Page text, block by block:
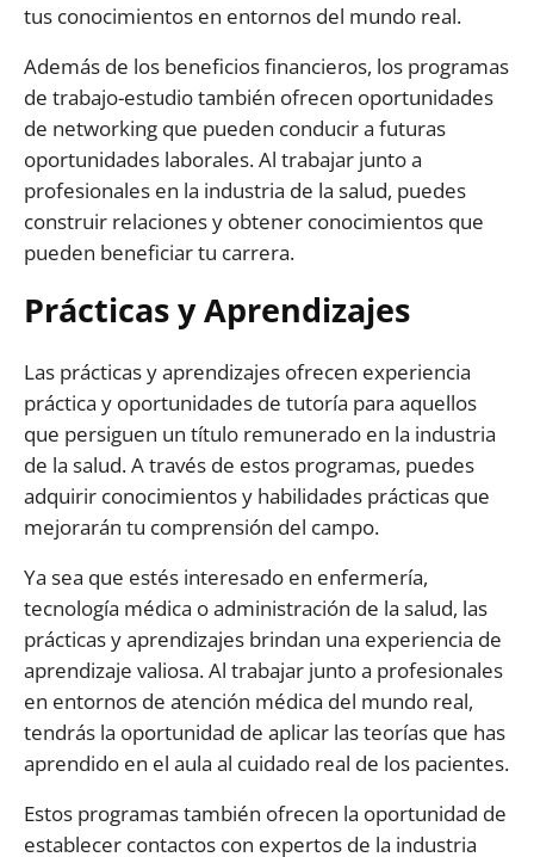
tus conocimientos en entornos del mundo real.
Además de los beneficios financieros, los programas
de trabajo-estudio también ofrecen oportunidades
de networking que pueden conducir a futuras
oportunidades laborales. Al trabajar junto a
profesionales en la industria de la salud, puedes
construir relaciones y obtener conocimientos que
pueden beneficiar tu carrera.
Prácticas y Aprendizajes
Las prácticas y aprendizajes ofrecen experiencia
práctica y oportunidades de tutoría para aquellos
que persiguen un título remunerado en la industria
de la salud. A través de estos programas, puedes
adquirir conocimientos y habilidades prácticas que
mejorarán tu comprensión del campo.
Ya sea que estés interesado en enfermería,
tecnología médica o administración de la salud, las
prácticas y aprendizajes brindan una experiencia de
aprendizaje valiosa. Al trabajar junto a profesionales
en entornos de atención médica del mundo real,
tendrás la oportunidad de aplicar las teorías que has
aprendido en el aula al cuidado real de los pacientes.
Estos programas también ofrecen la oportunidad de
establecer contactos con expertos de la industria